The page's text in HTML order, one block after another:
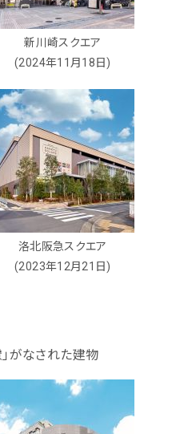
新川崎スクエア
(2024年11月18日)
洛北阪急スクエア
(2023年12月21日)
がなされた建物